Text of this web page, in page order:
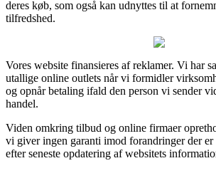
deres køb, som også kan udnyttes til at
tilfredshed.
Vores website finansieres af reklamer. Vi har
utallige online outlets når vi formidler
og opnår betaling ifald den person vi sender
handel.
Viden omkring tilbud og online firmaer
vi giver ingen garanti imod forandringer der er
efter seneste opdatering af websitets